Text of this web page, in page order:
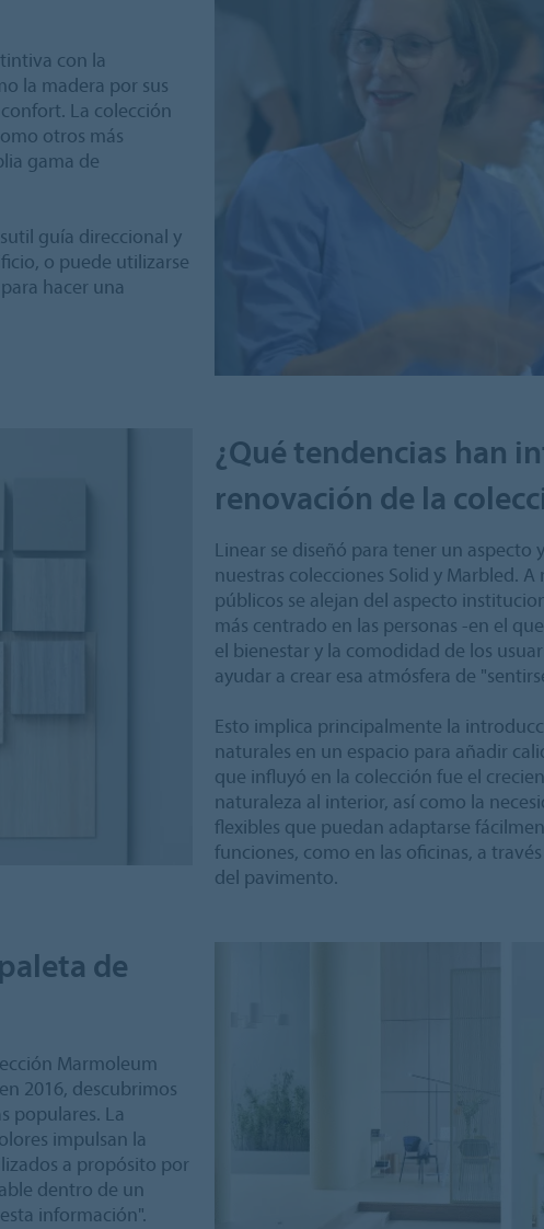
con la
la madera por sus
La colección
otros más
gama de
guía direccional y
o puede utilizarse
hacer una
¿Qué tendencias han
renovación de la
Linear se diseñó para tener un aspecto
nuestras colecciones Solid y Marbled.
públicos se alejan del aspecto
más centrado en las personas -en el
el bienestar y la comodidad de los
ayudar a crear esa atmósfera de
Esto implica principalmente la
naturales en un espacio para añadir
que influyó en la colección fue el
naturaleza al interior, así como la
flexibles que puedan adaptarse
funciones, como en las oficinas, a
del pavimento.
de
Marmoleum
2016, descubrimos
populares. La
impulsan la
a propósito por
dentro de un
información".